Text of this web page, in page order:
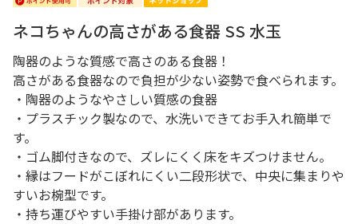
ネコちゃんの高さがある食器 SS 水玉
陶器のような質感で高さのある食器！
高さがある食器なので負担が少ない姿勢で食べられます。
・陶器のようなやさしい質感の食器
・プラスチック製なので、水洗いできてお手入れ簡単で
す。
・ゴム脚付きなので、ズレにくく床をキズつけません。
・縁はフードがこぼれにくい二段形状で、中央に集まりや
すいお椀型です。
・持ち運びやすい手掛け部があります。